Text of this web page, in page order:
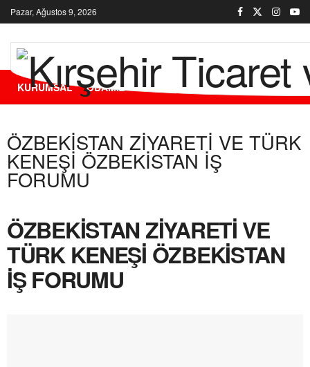
Pazar, Ağustos 9, 2026
KURUMSAL ODAMIZ ÜYELERİMİZ HİZMETLERİMİZ
ÖZBEKİSTAN ZİYARETİ VE TÜRK
KENEŞİ ÖZBEKİSTAN İŞ
FORUMU
ÖZBEKİSTAN ZİYARETİ VE
TÜRK KENEŞİ ÖZBEKİSTAN
İŞ FORUMU